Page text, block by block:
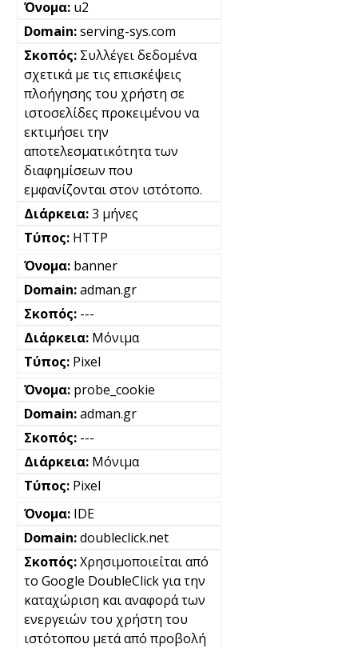
u2
serving-sys.com
Συλλέγει δεδομένα
σχετικά με τις επισκέψεις
πλοήγησης του χρήστη σε
ιστοσελίδες προκειμένου να
εκτιμήσει την
αποτελεσματικότητα των
διαφημίσεων που
εμφανίζονται στον ιστότοπο.
3 μήνες
HTTP
banner
adman.gr
---
Μόνιμα
Pixel
probe_cookie
adman.gr
---
Μόνιμα
Pixel
IDE
doubleclick.net
Χρησιμοποιείται από
το Google DoubleClick για την
καταχώριση και αναφορά των
ενεργειών του χρήστη του
ιστότοπου μετά από προβολή